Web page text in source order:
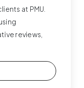
at PMU.
reviews,